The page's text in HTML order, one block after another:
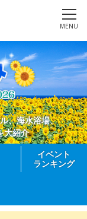
MENU
、海水浴場、
大紹介
イベント
ランキング